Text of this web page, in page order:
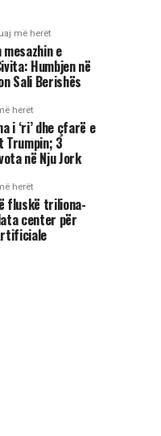
më herët
e
Humbjen në
Sali Berishës
herët
i ‘ri’ dhe çfarë e
3
në Nju Jork
herët
fluskë triliona-
center për